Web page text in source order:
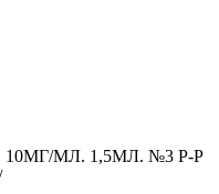
МЛ. 1,5МЛ. №3 Р-Р